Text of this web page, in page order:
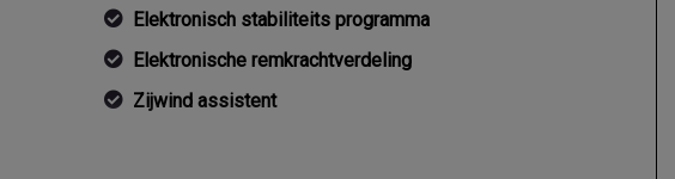
Elektronisch stabiliteits programma
Elektronische remkrachtverdeling
Zijwind assistent